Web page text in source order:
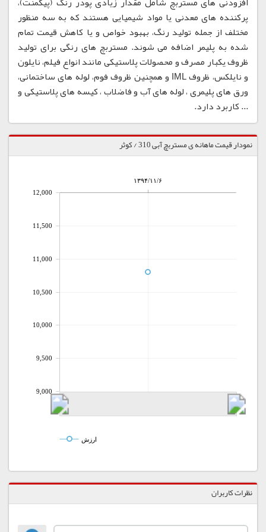
پرکننده های معدنی یا مواد شیمیایی هستند که به سه منظور
مختلف از جمله تولید رنگ، بهبود خواص و یا کاهش قیمت تمام
شده به پلیمر اضافه می شوند. مستربچ های رنگی برای تولید
ظروف یکبار مصرف و محصولات پلاستیکی مانند انواع فیلم، نایلون
و نایلکس، ظروف IML و همچنین ظروف فوم، لوله های ساختمانی،
ورق های پلیمری ، لوله های آب و فاضلاب ، کیسه های پلاستیکی و
... کاربرد دارد.
نمودار قیمت ماهانه ی مستربچ آبی 310 / کوثر
۱۳۹۴/۱۱/۶
9,000
9,500
10,000
10,500
11,000
11,500
12,000
ارزش
نظرات کاربران